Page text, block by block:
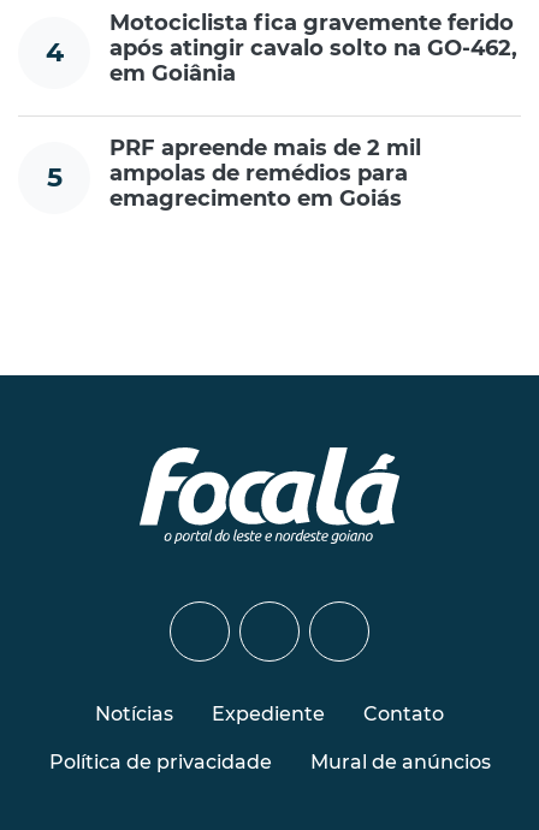
4
Motociclista fica gravemente ferido
após atingir cavalo solto na GO-462,
em Goiânia
5
PRF apreende mais de 2 mil
ampolas de remédios para
emagrecimento em Goiás
Notícias Expediente Contato
Política de privacidade Mural de anúncios